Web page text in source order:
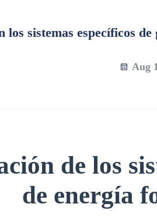
los sistemas específicos
Aug
de los
de energía